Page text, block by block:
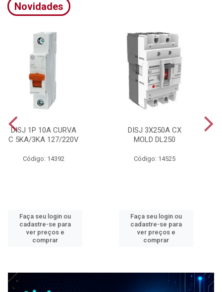
Novidades
DISJ 1P 10A CURVA
C 5KA/3KA 127/220V
Código: 14392
Faça seu login ou
cadastre-se para
ver preços e
comprar
DISJ 3X250A CX
MOLD DL250
Código: 14525
Faça seu login ou
cadastre-se para
ver preços e
comprar